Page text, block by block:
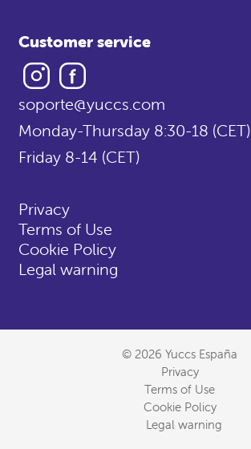
Customer service
Instagram
soporte@yuccs.com
Monday-Thursday 8:30-18 (CET)
Friday 8-14 (CET)
Privacy
Terms of Use
Cookie Policy
Legal warning
© 2026 Yuccs España
Privacy
Terms of Use
Cookie Policy
Legal warning